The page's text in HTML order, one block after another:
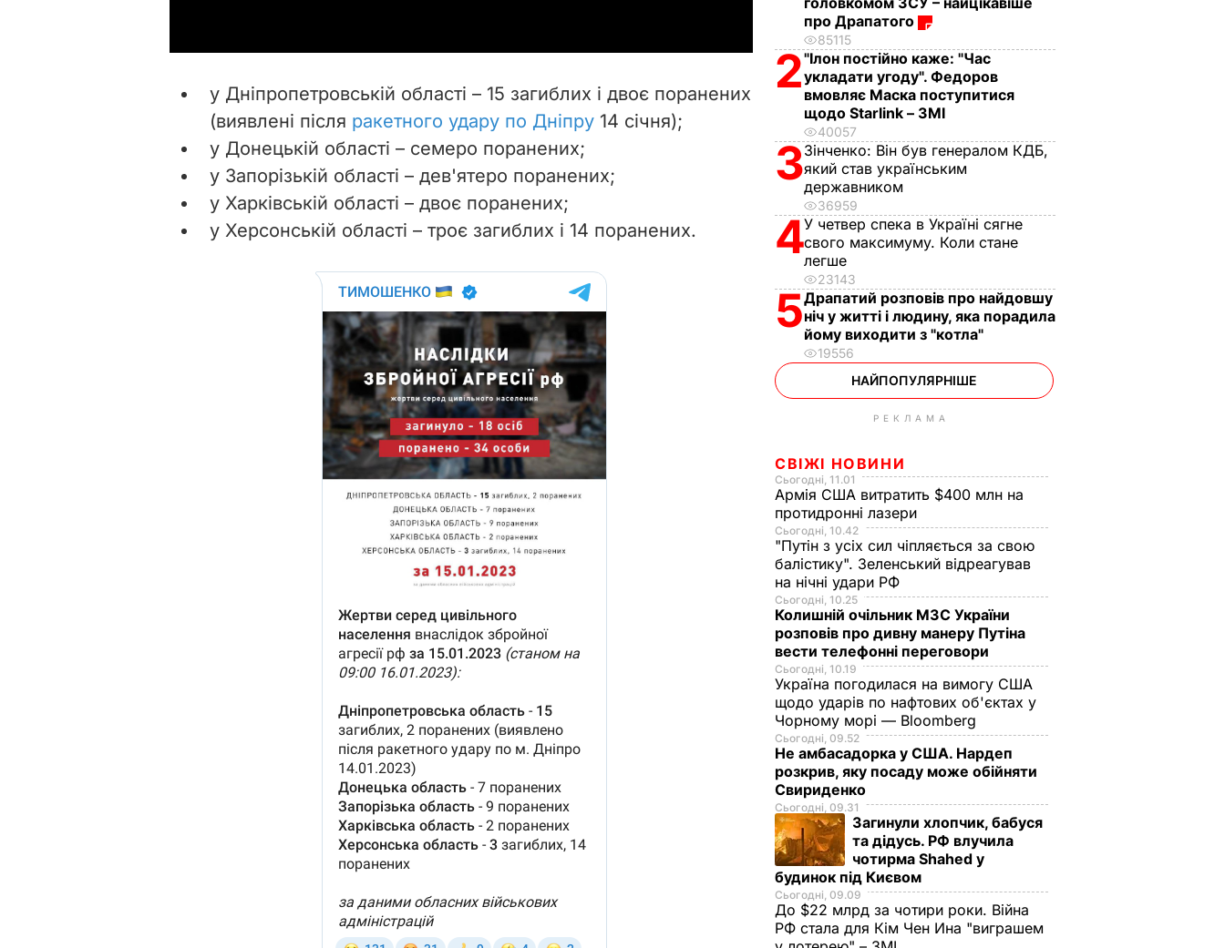
i
d
e
o
у Дніпропетровській області – 15 загиблих і двоє поранених
(виявлені після ракетного удару по Дніпру 14 січня);
у Донецькій області – семеро поранених;
у Запорізькій області – дев'ятеро поранених;
у Харківській області – двоє поранених;
у Херсонській області – троє загиблих і 14 поранених.
про Драпатого
85115
2"Ілон постійно каже: "Час
укладати угоду". Федоров
вмовляє Маска поступитися
щодо Starlink – ЗМІ
40057
3Зінченко: Він був генералом КДБ,
який став українським
державником
36959
4У четвер спека в Україні сягне
свого максимуму. Коли стане
легше
23143
5Драпатий розповів про найдовшу
ніч у житті і людину, яка порадила
йому виходити з "котла"
19556
НАЙПОПУЛЯРНІШЕ
РЕКЛАМА
СВІЖІ НОВИНИ
Сьогодні, 11.01
Армія США витратить $400 млн на
протидронні лазери
Сьогодні, 10.42
"Путін з усіх сил чіпляється за свою
балістику". Зеленський відреагував
на нічні удари РФ
Сьогодні, 10.25
Колишній очільник МЗС України
розповів про дивну манеру Путіна
вести телефонні переговори
Сьогодні, 10.19
Україна погодилася на вимогу США
щодо ударів по нафтових об'єктах у
Чорному морі — Bloomberg
Сьогодні, 09.52
Не амбасадорка у США. Нардеп
розкрив, яку посаду може обійняти
Свириденко
Сьогодні, 09.31
Загинули хлопчик, бабуся
та дідусь. РФ влучила
чотирма Shahed у
будинок під Києвом
Сьогодні, 09.09
До $22 млрд за чотири роки. Війна
РФ стала для Кім Чен Ина "виграшем